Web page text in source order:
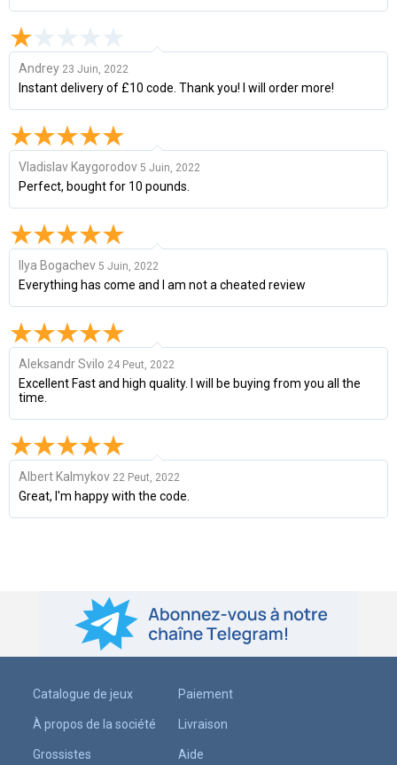
Andrey 23 Juin, 2022
Instant delivery of £10 code. Thank you! I will order more!
Vladislav Kaygorodov 5 Juin, 2022
Perfect, bought for 10 pounds.
Ilya Bogachev 5 Juin, 2022
Everything has come and I am not a cheated review
Aleksandr Svilo 24 Peut, 2022
Excellent Fast and high quality. I will be buying from you all the
time.
Albert Kalmykov 22 Peut, 2022
Great, I'm happy with the code.
Catalogue de jeux
À propos de la société
Grossistes
Paiement
Livraison
Aide